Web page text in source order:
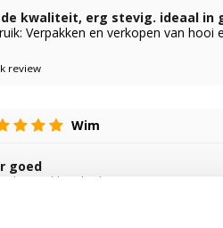
kwaliteit, erg stevig. ideaal in
Verpakken en verkopen van hooi
review
Wim
goed
Inpakken boilies